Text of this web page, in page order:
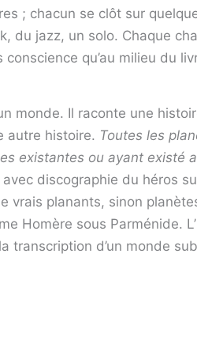
; chacun se clôt sur
du jazz, un solo. Chaque
conscience qu’au milieu du
monde. Il raconte une
autre histoire. Toutes les
existantes ou ayant existé
discographie du héros
vrais planants, sinon
Homère sous Parménide.
transcription d’un monde